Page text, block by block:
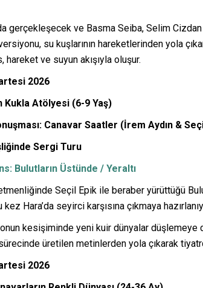
gerçekleşecek ve Basma Seiba, Selim
su kuşlarının hareketlerinden yola
ve suyun akışıyla oluşur.
2026
Kukla Atölyesi (6-9 Yaş)
Canavar Saatler (İrem Aydın &
Sergi Turu
Bulutların Üstünde / Yeraltı
Seçil Epik ile beraber yürüttüğü
kez Hara’da seyirci karşısına çıkmaya
kesişiminde yeni kuir dünyalar düşlemeye
üretilen metinlerden yola çıkarak
2026